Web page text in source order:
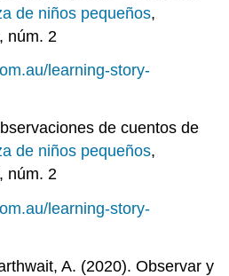
de niños pequeños,
núm. 2
learning-story-
de cuentos de
de niños pequeños,
núm. 2
learning-story-
A. (2020). Observar y